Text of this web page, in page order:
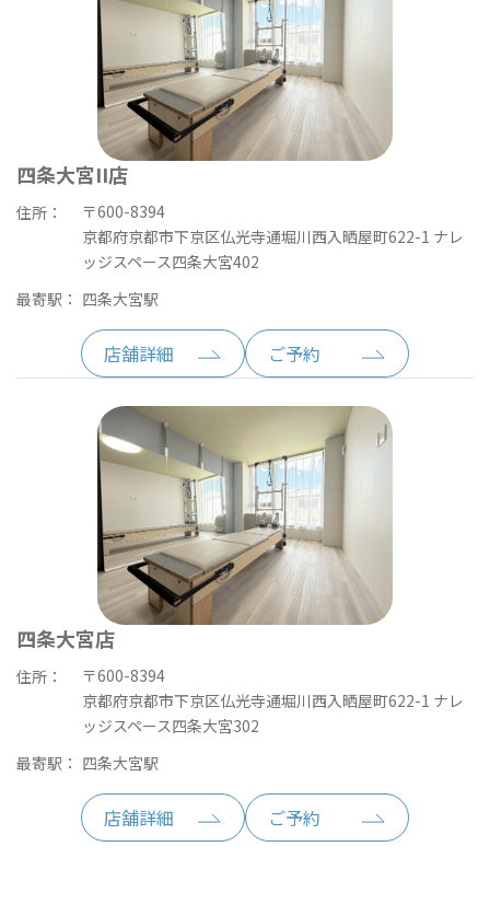
四条大宮II店
住所：
〒600-8394
京都府京都市下京区仏光寺通堀川西入晒屋町622-1 ナレ
ッジスペース四条大宮402
最寄駅： 四条大宮駅
店舗詳細 ご予約
四条大宮店
住所：
〒600-8394
京都府京都市下京区仏光寺通堀川西入晒屋町622-1 ナレ
ッジスペース四条大宮302
最寄駅： 四条大宮駅
店舗詳細 ご予約